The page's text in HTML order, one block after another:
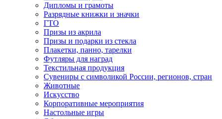
Дипломы и грамоты
Разрядные книжки и значки
ГТО
Призы из акрила
Призы и подарки из стекла
Плакетки, панно, тарелки
Футляры для наград
Текстильная продукция
Сувениры с символикой России, регионов, стран
Животные
Искусство
Корпоративные мероприятия
Настольные игры